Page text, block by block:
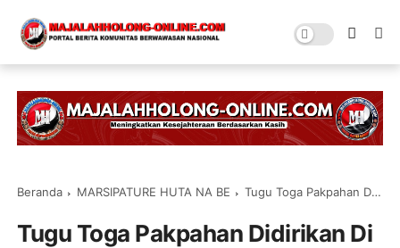
Beranda MARSIPATURE HUTA NA BE Tugu Toga Pakpahan Didirikan Di Onan Runggu Kabupaten Samosir Provinsi Sumatera Utara
Tugu Toga Pakpahan Didirikan Di